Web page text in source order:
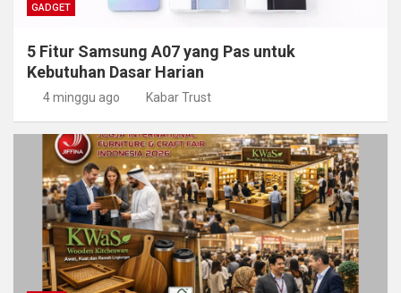
GADGET
5 Fitur Samsung A07 yang Pas untuk
Kebutuhan Dasar Harian
4 minggu ago Kabar Trust